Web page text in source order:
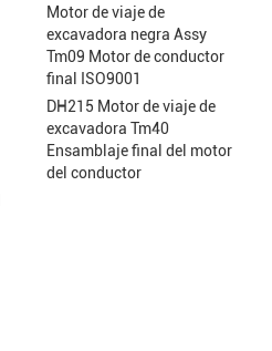
Motor de viaje de
excavadora negra Assy
Tm09 Motor de conductor
final ISO9001
DH215 Motor de viaje de
excavadora Tm40
Ensamblaje final del motor
del conductor